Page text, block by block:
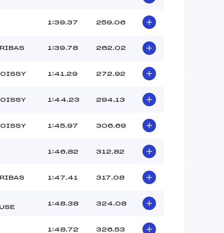
1:39.37 259.06
1:39.78 262.02
1:41.29 272.92
1:44.23 294.13
1:45.97 306.69
1:46.82 312.82
1:47.41 317.08
1:48.38 324.08
1:48.72 326.53